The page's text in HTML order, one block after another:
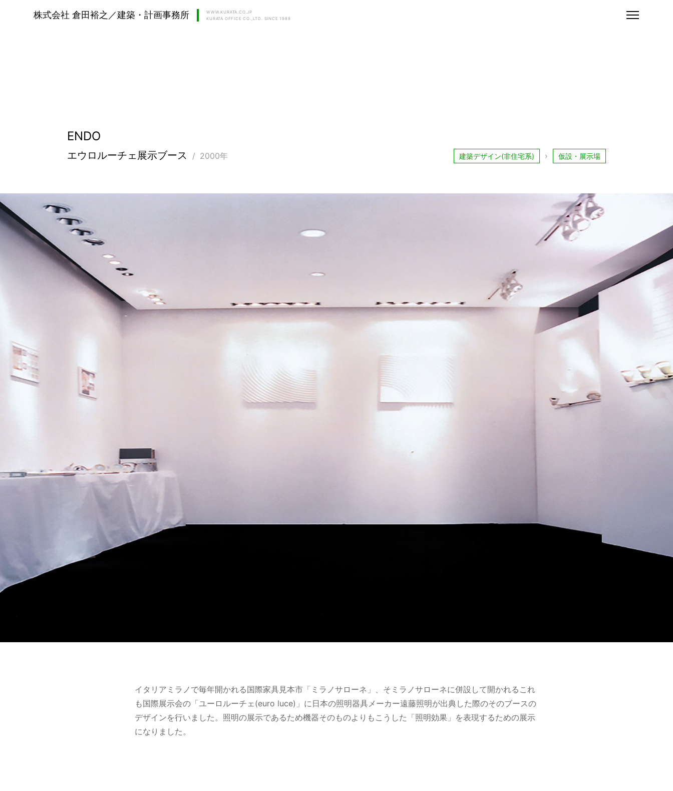
株式会社 倉田裕之／建築・計画事務所
WWW.KURATA.CO.JP
KURATA OFFICE CO.,LTD. SINCE 1988
ENDO
エウロルーチェ展示ブース 2000年 建築デザイン(非住宅系) 仮設・展示場
イタリアミラノで毎年開かれる国際家具見本市「ミラノサローネ」、そミラノサローネに併設して開かれるこれ
も国際展示会の「ユーロルーチェ(euro luce)」に日本の照明器具メーカー遠藤照明が出典した際のそのブースの
デザインを行いました。照明の展示であるため機器そのものよりもこうした「照明効果」を表現するための展示
になりました。